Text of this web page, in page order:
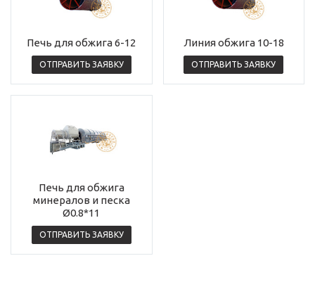
Печь для обжига 6-12
ОТПРАВИТЬ ЗАЯВКУ
Линия обжига 10-18
ОТПРАВИТЬ ЗАЯВКУ
Печь для обжига
минералов и песка
Ø0.8*11
ОТПРАВИТЬ ЗАЯВКУ